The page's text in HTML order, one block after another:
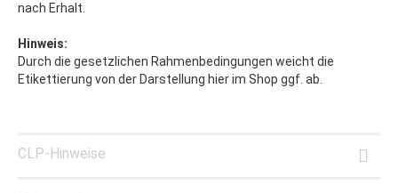
nach Erhalt.
Hinweis:
Durch die gesetzlichen Rahmenbedingungen weicht die
Etikettierung von der Darstellung hier im Shop ggf. ab.
CLP-Hinweise